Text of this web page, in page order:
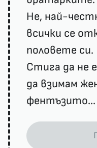
Не, най-
всички се
половете си.
Стига да не
да взимам
фентъзито...